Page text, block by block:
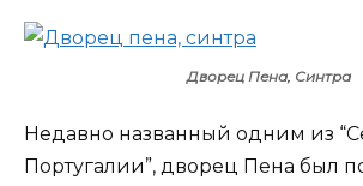
Дворец Пена, Синтра
Недавно названный одним из
Португалии”, дворец Пена был